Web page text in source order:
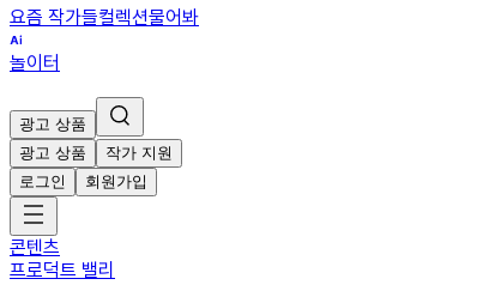
요즘 작가들컬렉션물어봐
놀이터
광고 상품
광고 상품
작가 지원
로그인
회원가입
콘텐츠
프로덕트 밸리